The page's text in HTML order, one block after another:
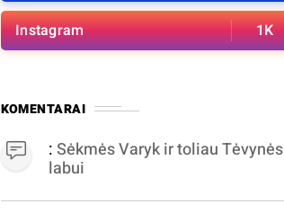
Instagram 1K
KOMENTARAI
:Sėkmės Varyk ir toliau Tėvynės
labui